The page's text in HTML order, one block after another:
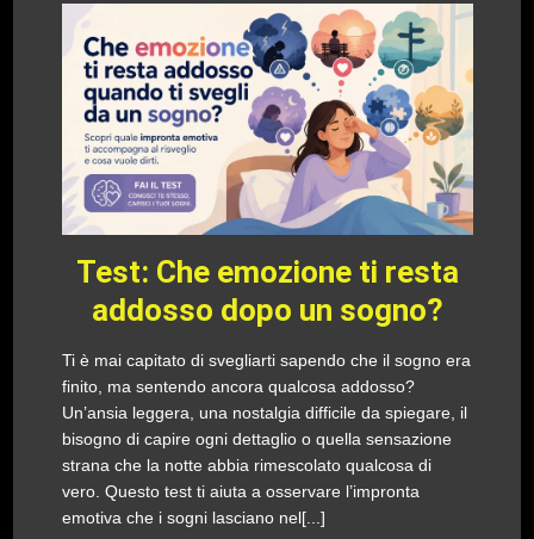
Test: Che emozione ti resta
addosso dopo un sogno?
Ti è mai capitato di svegliarti sapendo che il sogno era
finito, ma sentendo ancora qualcosa addosso?
Un’ansia leggera, una nostalgia difficile da spiegare, il
bisogno di capire ogni dettaglio o quella sensazione
strana che la notte abbia rimescolato qualcosa di
vero. Questo test ti aiuta a osservare l’impronta
emotiva che i sogni lasciano nel[...]